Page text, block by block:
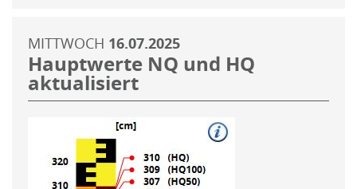
MITTWOCH 16.07.2025
Hauptwerte NQ und HQ
aktualisiert